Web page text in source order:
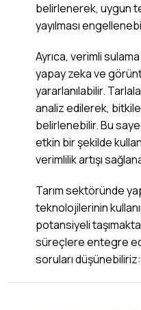
belirlenerek, uygun
yayılması
Ayrıca, verimli
yapay zeka ve
yararlanılabilir.
analiz edilerek,
belirlenebilir. Bu
etkin bir şekilde
verimlilik artışı
Tarım sektöründe
teknolojilerinin
potansiyeli
süreçlere entegre
soruları düşünebiliriz: